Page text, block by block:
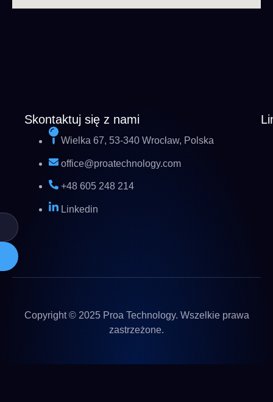
Skontaktuj się z nami
Wielka 67, 53-340 Wrocław, Polska
office@proatechnology.com
+48 605 248 214
Linkedin
Copyright © 2025 Proa Technology. Wszelkie prawa
zastrzeżone.